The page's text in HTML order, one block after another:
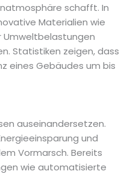
schafft. In
Materialien wie
Umweltbelastungen
Statistiken zeigen, dass
eines Gebäudes um bis
auseinandersetzen.
und
Vormarsch. Bereits
wie automatisierte